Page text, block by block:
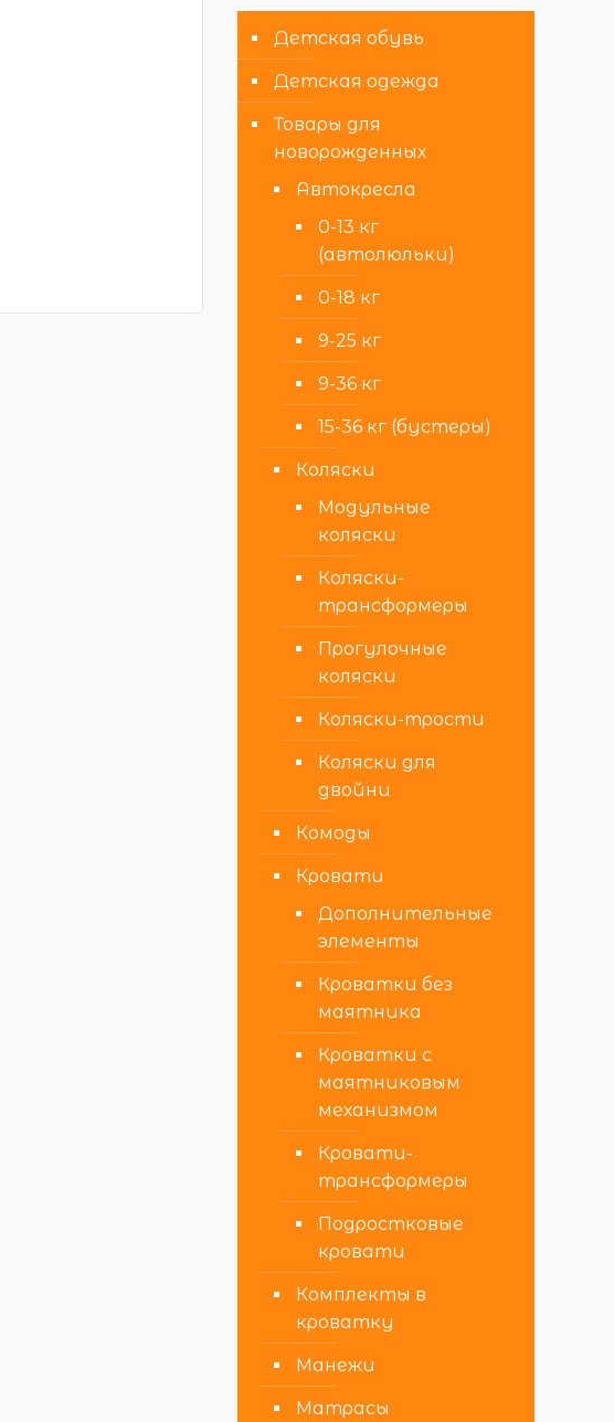
Детская обувь
Детская одежда
Товары для
новорожденных
Автокресла
0-13 кг
(автолюльки)
0-18 кг
9-25 кг
9-36 кг
15-36 кг (бустеры)
Коляски
Модульные
коляски
Коляски-
трансформеры
Прогулочные
коляски
Коляски-трости
Коляски для
двойни
Комоды
Кровати
Дополнительные
элементы
Кроватки без
маятника
Кроватки с
маятниковым
механизмом
Кровати-
трансформеры
Подростковые
кровати
Комплекты в
кроватку
Манежи
Матрасы